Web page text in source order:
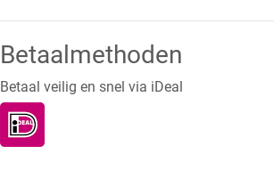
Betaalmethoden
Betaal veilig en snel via iDeal